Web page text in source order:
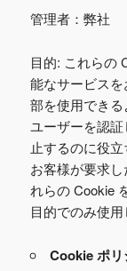
管理者：弊社
目的: これらの
能なサービス
部を使用でき
ユーザーを認
止するのに役
お客様が要求
れらの Cookie
目的でのみ使用
Cookie ポ